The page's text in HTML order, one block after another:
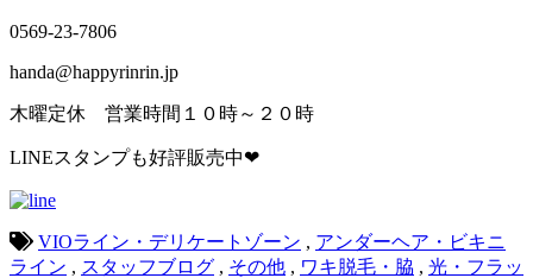
0569-23-7806
handa@happyrinrin.jp
木曜定休 営業時間１０時～２０時
LINEスタンプも好評販売中❤
VIOライン・デリケートゾーン , アンダーヘア・ビキニ
ライン , スタッフブログ , その他 , ワキ脱毛・脇 , 光・フラッ